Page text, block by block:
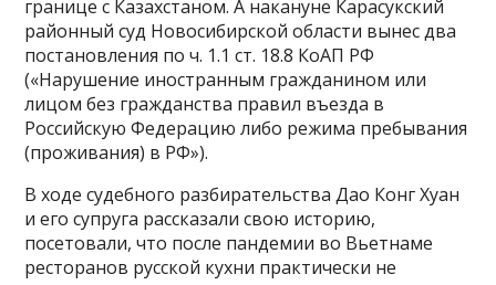
границе с Казахстаном. А накануне Карасукский
районный суд Новосибирской области вынес два
постановления по ч. 1.1 ст. 18.8 КоАП РФ
(«Нарушение иностранным гражданином или
лицом без гражданства правил въезда в
Российскую Федерацию либо режима пребывания
(проживания) в РФ»).
В ходе судебного разбирательства Дао Конг Хуан
и его супруга рассказали свою историю,
посетовали, что после пандемии во Вьетнаме
ресторанов русской кухни практически не